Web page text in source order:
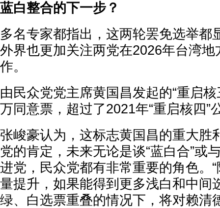
蓝白整合的下一步？
多名专家都指出，这两轮罢免选举都
外界也更加关注两党在2026年台湾地
作。
由民众党党主席黄国昌发起的“重启
万同意票，超过了2021年“重启核四”
张峻豪认为，这标志黄国昌的重大胜
党的肯定，未来无论是谈“蓝白合”或
进党，民众党都有非常重要的角色。
量提升，如果能得到更多浅白和中间
绿、白选票重叠的情况下，将对赖清